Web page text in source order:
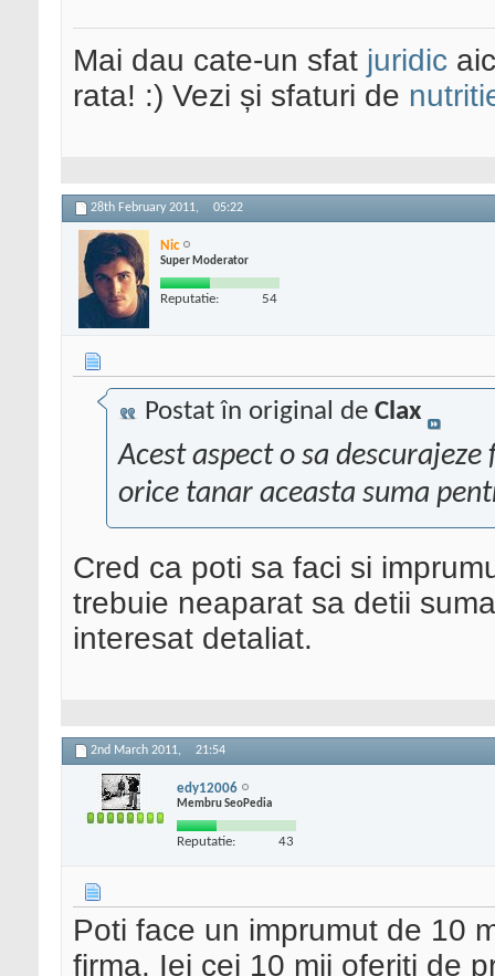
Mai dau cate-un sfat juridic
rata! :) Vezi și sfaturi de
28th February 2011, 05:22
Nic
Super Moderator
Reputatie: 54
Postat în original de Clax
Acest aspect o sa
orice tanar aceasta suma
Cred ca poti sa faci si
trebuie neaparat sa detii
interesat detaliat.
2nd March 2011, 21:54
edy12006
Membru SeoPedia
Reputatie: 43
Poti face un imprumut de 10
firma. Iei cei 10 mii oferiti de